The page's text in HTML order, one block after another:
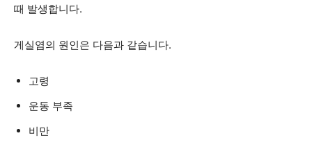
때 발생합니다.
게실염의 원인은 다음과 같습니다.
고령
운동 부족
비만